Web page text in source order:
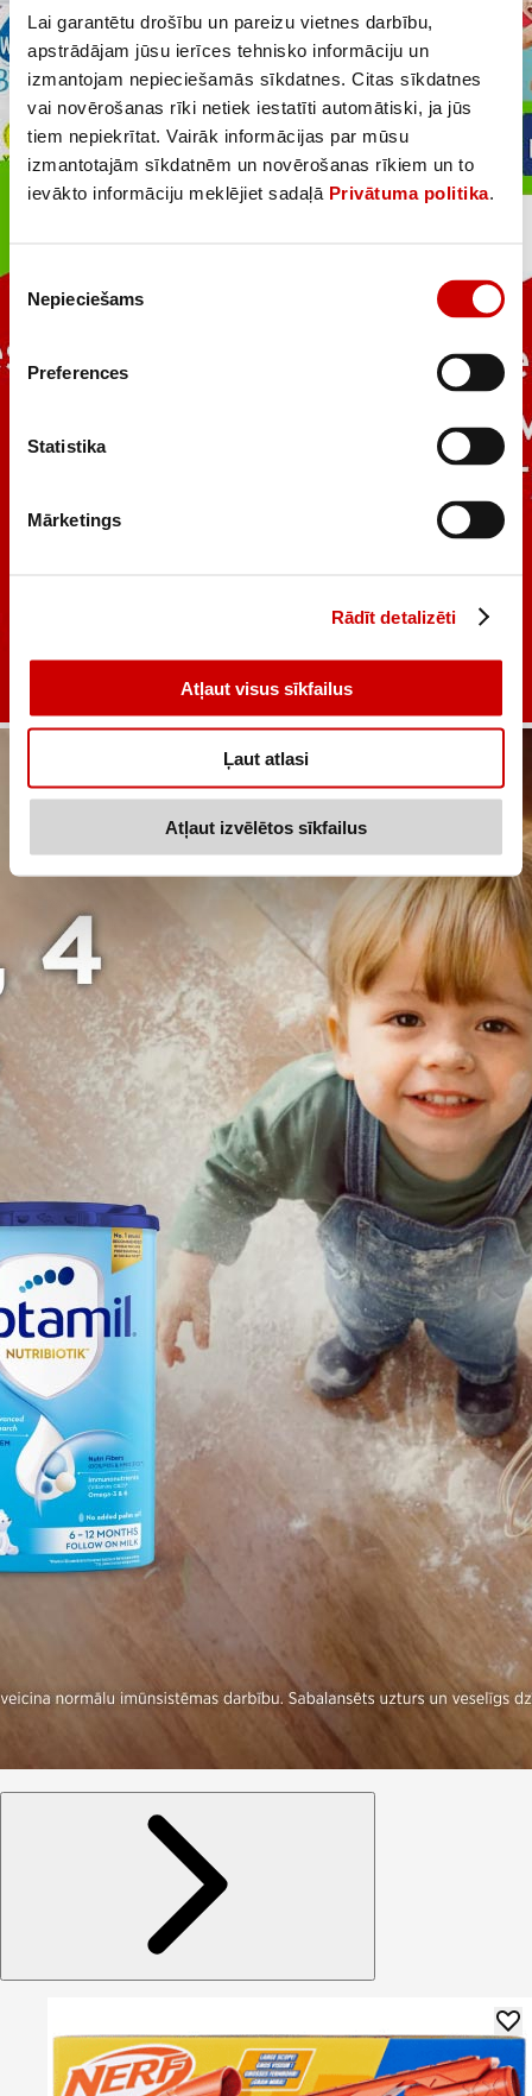
Lai garantētu drošību un pareizu vietnes darbību,
apstrādājam jūsu ierīces tehnisko informāciju un
izmantojam nepieciešamās sīkdatnes. Citas sīkdatnes
vai novērošanas rīki netiek iestatīti automātiski, ja jūs
tiem nepiekrītat. Vairāk informācijas par mūsu
izmantotajām sīkdatnēm un novērošanas rīkiem un to
ievākto informāciju meklējiet sadaļā Privātuma politika.
Piekrišanas
izvēle
Nepieciešams
Preferences
Statistika
Mārketings
Rādīt detalizēti
Atļaut visus sīkfailus
Ļaut atlasi
Atļaut izvēlētos sīkfailus